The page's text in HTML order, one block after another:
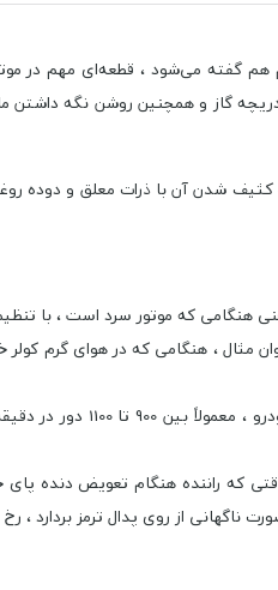
هم گفته می‌شود ،قطعه‌ای مهم در
شدن آن با ذرات معلق و دوده
هنگامی ‌که موتور سرد است ، با
مثال ، هنگامی‌ که در هوای گرم
تنظیم سوخت و هوا
که راننده هنگام تعویض دنده
ناگهانی از روی پدال ترمز بردارد ،